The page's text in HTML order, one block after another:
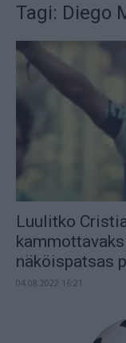
Tagi: Diego
Luulitko
näköispatsas
04.08.2022 16:21